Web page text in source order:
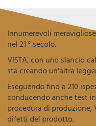
Innumerevoli
nel 21 ° secolo.
VISTA, con uno slancio
sta creando un'altra
Eseguendo fino a 210
conducendo anche test
procedura di produzione,
difetti del prodotto.